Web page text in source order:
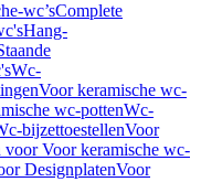
wc’sComplete
Hang-
Wc-
Voor keramische wc-
wc-pottenWc-
bijzettoestellenVoor
voor Voor keramische wc-
DesignplatenVoor